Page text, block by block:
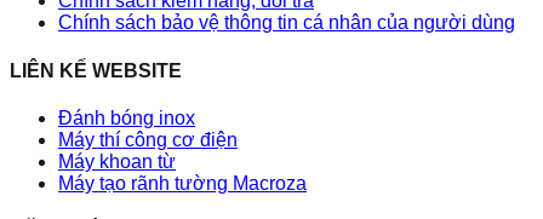
Chính sách bảo vệ thông tin cá nhân của người dùng
LIÊN KẾ WEBSITE
Đánh bóng inox
Máy thí công cơ điện
Máy khoan từ
Máy tạo rãnh tường Macroza